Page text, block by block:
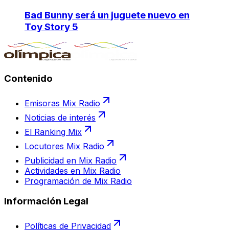
Bad Bunny será un juguete nuevo en
Toy Story 5
Contenido
Emisoras Mix Radio
Noticias de interés
El Ranking Mix
Locutores Mix Radio
Publicidad en Mix Radio
Actividades en Mix Radio
Programación de Mix Radio
Información Legal
Políticas de Privacidad